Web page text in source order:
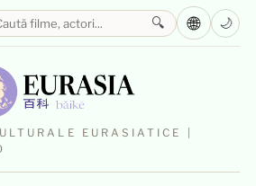
EURASIATICE |
🔍 🌐 🌙